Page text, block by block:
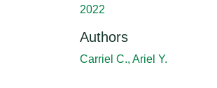
2022
Authors
Carriel C., Ariel Y.